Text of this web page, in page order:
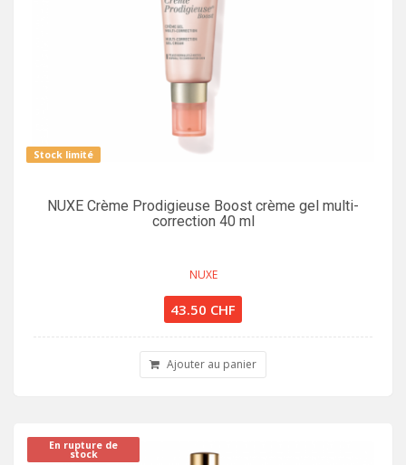
Stock limité
NUXE Crème Prodigieuse Boost crème gel multi-
correction 40 ml
NUXE
43.50 CHF
Ajouter au panier
En rupture de
stock